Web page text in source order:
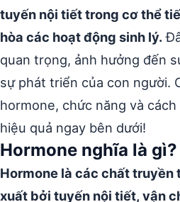
tuyến nội tiết trong cơ thể
hòa các hoạt động sinh lý.
quan trọng, ảnh hưởng đến
sự phát triển của con người.
hormone, chức năng và
hiệu quả ngay bên dưới!
Hormone nghĩa là gì?
Hormone là các chất truyền
xuất bởi tuyến nội tiết, vận